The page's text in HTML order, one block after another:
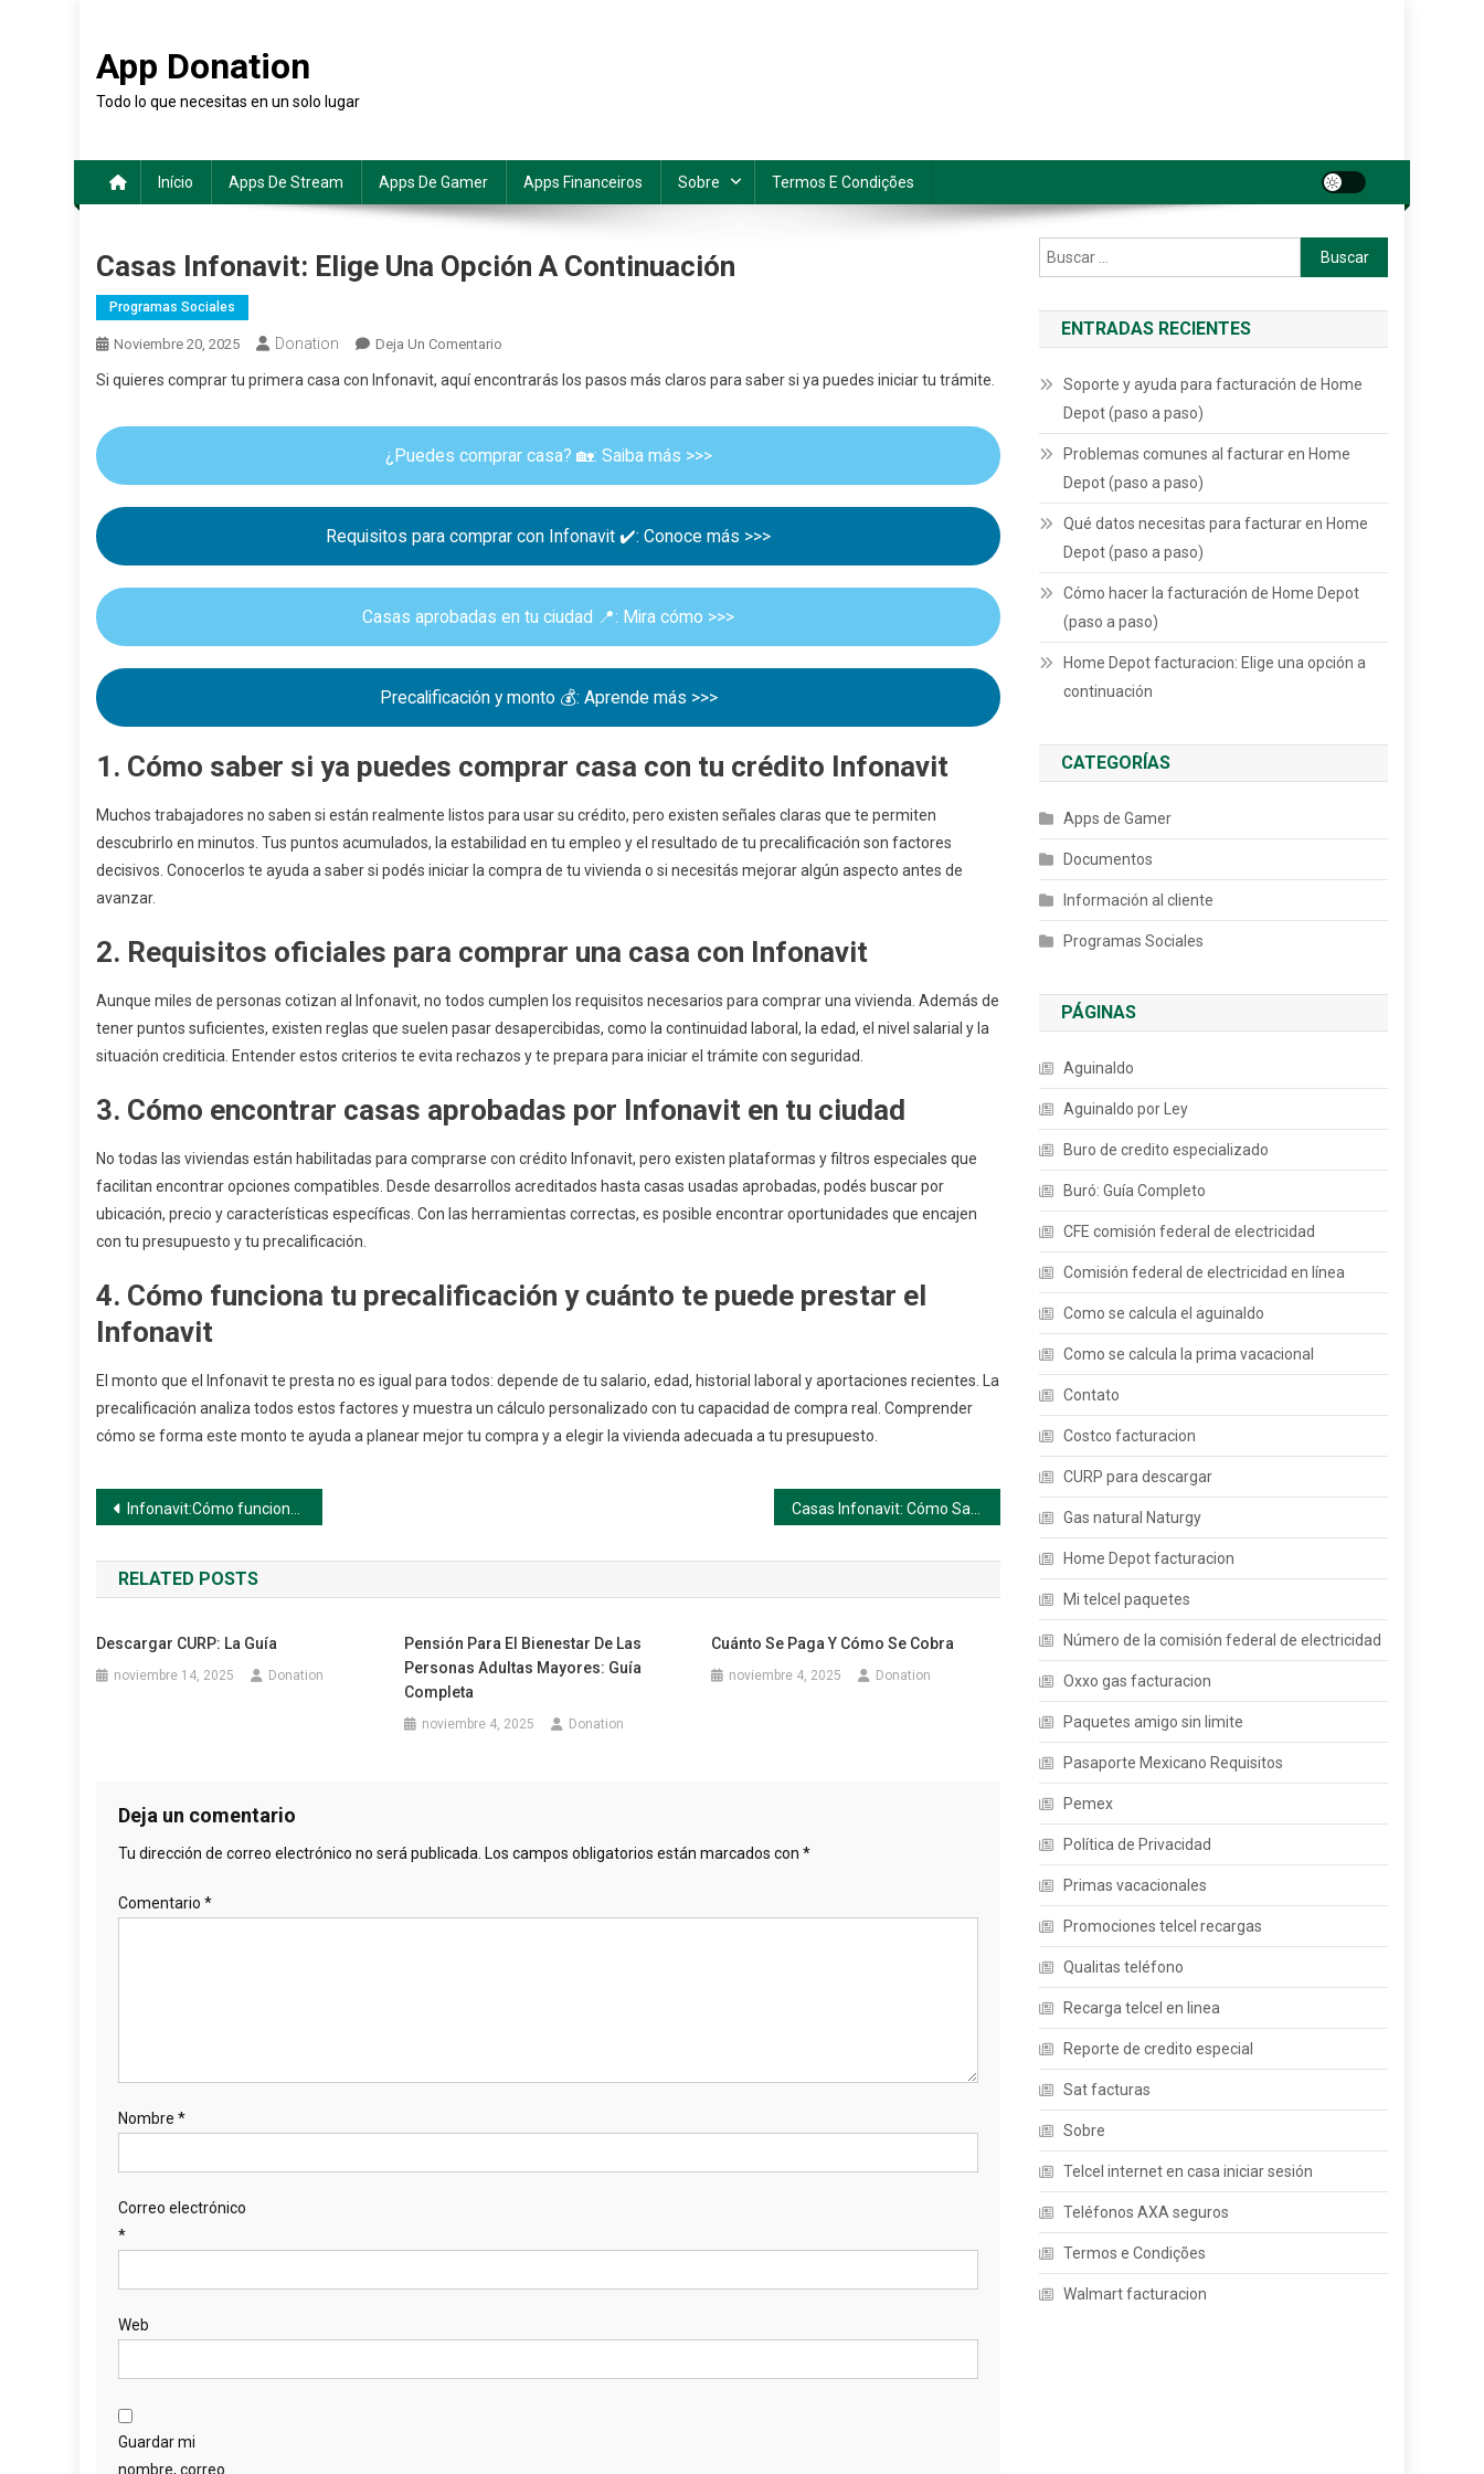
contenido
App Donation
Todo lo que necesitas en un solo lugar
Início Apps De Stream Apps De Gamer Apps Financeiros Sobre Termos E Condições
Casas Infonavit: Elige Una Opción A Continuación
Programas Sociales
Noviembre 20, 2025 Donation Deja Un Comentario
Si quieres comprar tu primera casa con Infonavit, aquí encontrarás los pasos más claros para saber si ya puedes iniciar tu trámite.
¿Puedes comprar casa? 🏡: Saiba más >>>
Requisitos para comprar con Infonavit ✔️: Conoce más >>>
Casas aprobadas en tu ciudad 📍: Mira cómo >>>
Precalificación y monto 💰: Aprende más >>>
1. Cómo saber si ya puedes comprar casa con tu crédito Infonavit
Muchos trabajadores no saben si están realmente listos para usar su crédito, pero existen señales claras que te permiten
descubrirlo en minutos. Tus puntos acumulados, la estabilidad en tu empleo y el resultado de tu precalificación son factores
decisivos. Conocerlos te ayuda a saber si podés iniciar la compra de tu vivienda o si necesitás mejorar algún aspecto antes de
avanzar.
2. Requisitos oficiales para comprar una casa con Infonavit
Aunque miles de personas cotizan al Infonavit, no todos cumplen los requisitos necesarios para comprar una vivienda. Además de
tener puntos suficientes, existen reglas que suelen pasar desapercibidas, como la continuidad laboral, la edad, el nivel salarial y la
situación crediticia. Entender estos criterios te evita rechazos y te prepara para iniciar el trámite con seguridad.
3. Cómo encontrar casas aprobadas por Infonavit en tu ciudad
No todas las viviendas están habilitadas para comprarse con crédito Infonavit, pero existen plataformas y filtros especiales que
facilitan encontrar opciones compatibles. Desde desarrollos acreditados hasta casas usadas aprobadas, podés buscar por
ubicación, precio y características específicas. Con las herramientas correctas, es posible encontrar oportunidades que encajen
con tu presupuesto y tu precalificación.
4. Cómo funciona tu precalificación y cuánto te puede prestar el
Infonavit
El monto que el Infonavit te presta no es igual para todos: depende de tu salario, edad, historial laboral y aportaciones recientes. La
precalificación analiza todos estos factores y muestra un cálculo personalizado con tu capacidad de compra real. Comprender
cómo se forma este monto te ayuda a planear mejor tu compra y a elegir la vivienda adecuada a tu presupuesto.
Navegación
de
entradas
Infonavit:Cómo funciona el sistema de 1080 puntos
RELATED POSTS
Descargar CURP: La Guía
noviembre 14, 2025 Donation
Pensión Para El Bienestar De Las
Personas Adultas Mayores: Guía
Completa
noviembre 4, 2025 Donation
Cuánto Se Paga Y Cómo Se Cobra
noviembre 4, 2025 Donation
Deja un comentario
Tu dirección de correo electrónico no será publicada. Los campos obligatorios están marcados con *
Comentario *
Nombre *
Correo electrónico
*
Web
Guardar mi
nombre, correo
Buscar:
ENTRADAS RECIENTES
Soporte y ayuda para facturación de Home
Depot (paso a paso)
Problemas comunes al facturar en Home
Depot (paso a paso)
Qué datos necesitas para facturar en Home
Depot (paso a paso)
Cómo hacer la facturación de Home Depot
(paso a paso)
Home Depot facturacion: Elige una opción a
continuación
CATEGORÍAS
Apps de Gamer
Documentos
Información al cliente
Programas Sociales
PÁGINAS
Aguinaldo
Aguinaldo por Ley
Buro de credito especializado
Buró: Guía Completo
CFE comisión federal de electricidad
Comisión federal de electricidad en línea
Como se calcula el aguinaldo
Como se calcula la prima vacacional
Contato
Costco facturacion
CURP para descargar
Gas natural Naturgy
Home Depot facturacion
Mi telcel paquetes
Número de la comisión federal de electricidad
Oxxo gas facturacion
Paquetes amigo sin limite
Pasaporte Mexicano Requisitos
Pemex
Política de Privacidad
Primas vacacionales
Promociones telcel recargas
Qualitas teléfono
Recarga telcel en linea
Reporte de credito especial
Sat facturas
Sobre
Telcel internet en casa iniciar sesión
Teléfonos AXA seguros
Termos e Condições
Walmart facturacion